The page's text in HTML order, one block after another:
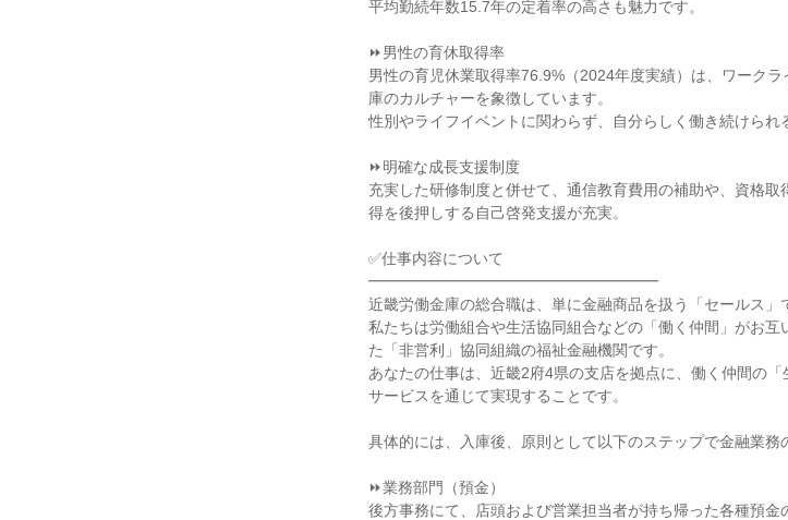
平均勤続年数15.7年の定着率の高さも魅力です。
⏩男性の育休取得率
男性の育児休業取得率76.9%（2024年度実績）は、ワーク
庫のカルチャーを象徴しています。
性別やライフイベントに関わらず、自分らしく働き続けられ
⏩明確な成長支援制度
充実した研修制度と併せて、通信教育費用の補助や、資格
得を後押しする自己啓発支援が充実。
✅仕事内容について
━━━━━━━━━━━━━━━━━━━
近畿労働金庫の総合職は、単に金融商品を扱う「セールス」
私たちは労働組合や生活協同組合などの「働く仲間」がお
た「非営利」協同組織の福祉金融機関です。
あなたの仕事は、近畿2府4県の支店を拠点に、働く仲間の
サービスを通じて実現することです。
具体的には、入庫後、原則として以下のステップで金融業務
⏩業務部門（預金）
後方事務にて、店頭および営業担当者が持ち帰った各種預